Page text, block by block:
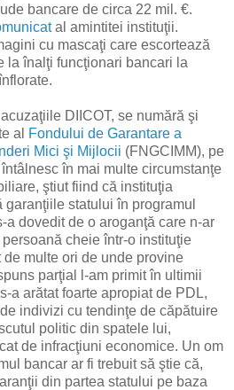
bancare de circa 22 mil. €.
al amintitei instituţii.
cu mascaţi care escortează
la înalţi funcţionari bancari la
DIICOT, se numără şi
al
Fondului de Garantare a
Mici şi Mijlocii (FNGCIMM), pe
în mai multe circumstanţe
ştiut fiind că instituţia
statului în programul
a dovedit de o aroganţă care n-ar
cheie într-o instituţie
multe ori de unde provine
parţial l-am primit în ultimii
a arătat foarte apropiat de PDL,
indivizi cu tendinţe de căpătuire
politic din spatele lui,
de infracţiuni economice. Un om
bancar ar fi trebuit să ştie că,
din partea statului pe baza